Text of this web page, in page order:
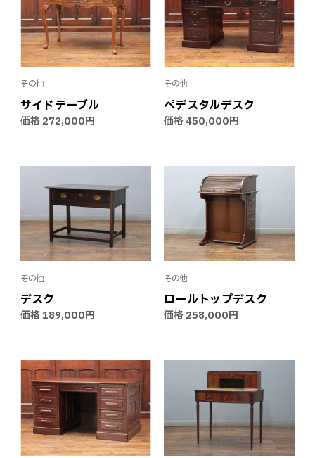
その他
サイドテーブル
価格 272,000円
その他
ペデスタルデスク
価格450,000円
その他
デスク
価格189,000円
その他
ロールトップデスク
価格 258,000円